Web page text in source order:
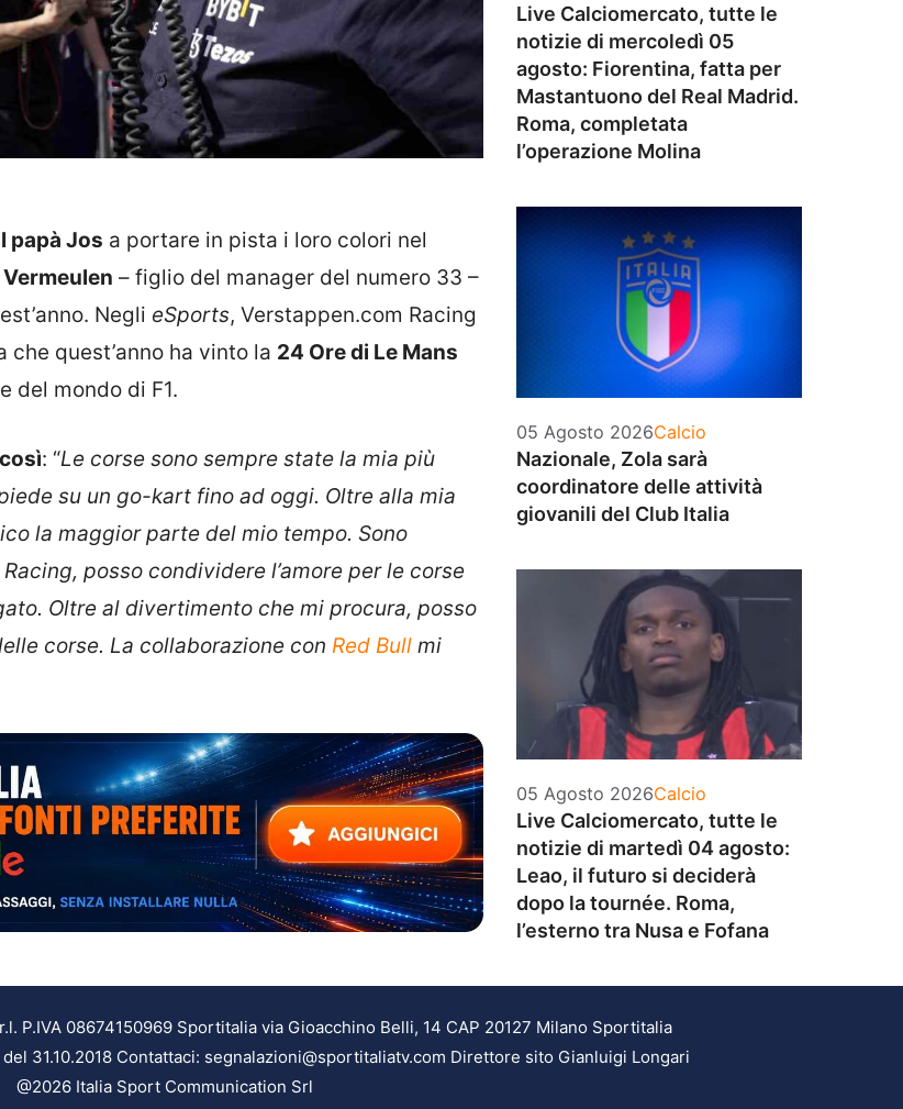
papà Jos a portare in pista i loro colori nel
– figlio del manager del numero 33 –
Negli eSports, Verstappen.com Racing
che quest’anno ha vinto la 24 Ore di Le Mans
del mondo di F1.
: “Le corse sono sempre state la mia più
su un go-kart fino ad oggi. Oltre alla mia
la maggior parte del mio tempo. Sono
posso condividere l’amore per le corse
Oltre al divertimento che mi procura, posso
corse. La collaborazione con Red Bull mi
Live Calciomercato, tutte le
notizie di mercoledì 05
agosto: Fiorentina, fatta per
Mastantuono del Real Madrid.
Roma, completata
l’operazione Molina
05 Agosto 2026Categorie
Calcio
Nazionale, Zola sarà
coordinatore delle attività
giovanili del Club Italia
05 Agosto 2026Categorie
Calcio
Live Calciomercato, tutte le
notizie di martedì 04 agosto:
Leao, il futuro si deciderà
dopo la tournée. Roma,
l’esterno tra Nusa e Fofana
P.IVA 08674150969 Sportitalia via Gioacchino Belli, 14 CAP 20127 Milano Sportitalia
31.10.2018 Contattaci: segnalazioni@sportitaliatv.com Direttore sito Gianluigi Longari
@2026 Italia Sport Communication Srl